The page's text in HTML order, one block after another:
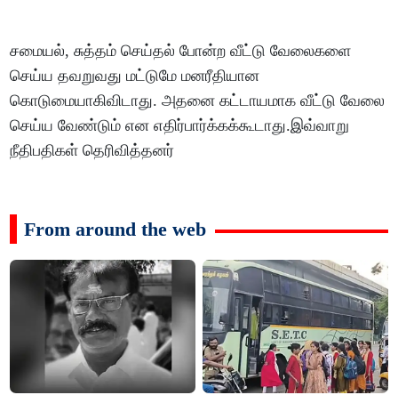
சமையல், சுத்தம் செய்தல் போன்ற வீட்டு வேலைகளை
செய்ய தவறுவது மட்டுமே மனரீதியான
கொடுமையாகிவிடாது. அதனை கட்டாயமாக வீட்டு வேலை
செய்ய வேண்டும் என எதிர்பார்க்கக்கூடாது.இவ்வாறு
நீதிபதிகள் தெரிவித்தனர்
From around the web